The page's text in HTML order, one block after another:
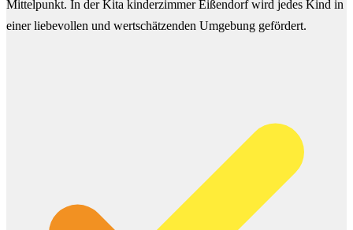
Mittelpunkt. In der Kita kinderzimmer Eißendorf wird jedes Kind in
einer liebevollen und wertschätzenden Umgebung gefördert.